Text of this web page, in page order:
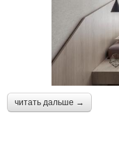
читать дальше →